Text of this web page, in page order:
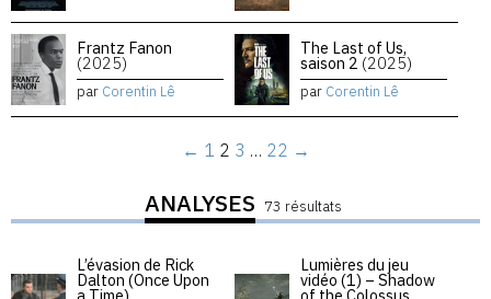
Frantz Fanon
(2025)
par Corentin Lê
The Last of Us,
saison 2 (2025)
par Corentin Lê
← 1 2 3 … 22 →
ANALYSES 73 résultats
L’évasion de Rick
Dalton (Once Upon
a Time)
Lumières du jeu
vidéo (1) – Shadow
of the Colossus